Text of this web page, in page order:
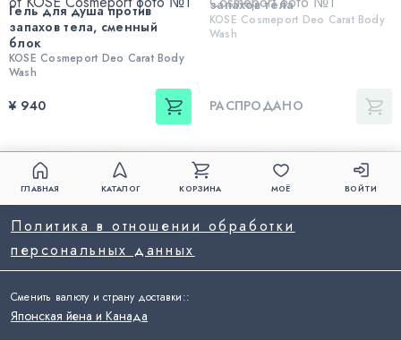
Гель для душа против
запахов тела, сменный
блок
KOSE Cosmeport Deo Carat Body
Wash
¥ 940
запахов тела
KOSE Cosmeport Deo Carat Body
Wash
РАСПРОДАНО
ГЛАВНАЯ КАТАЛОГ КОРЗИНА МОЁ ВОЙТИ
Политика в отношении обработки
персональных данных
Сменить валюту и страну доставки::
Японская йена и Канада